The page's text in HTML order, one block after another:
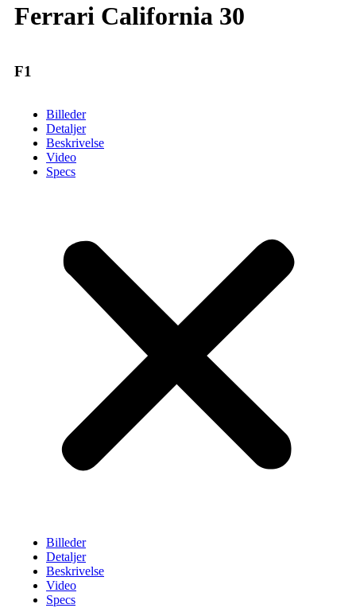
Ferrari California 30
F1
Billeder
Detaljer
Beskrivelse
Video
Specs
Billeder
Detaljer
Beskrivelse
Video
Specs